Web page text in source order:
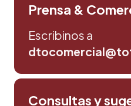
Prensa &
Escribinos a
Consultas y